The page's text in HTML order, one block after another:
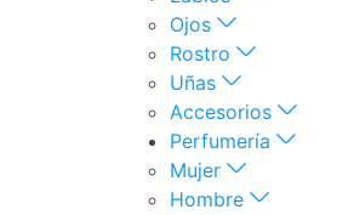
Ojos
Rostro
Uñas
Accesorios
Perfumería
Mujer
Hombre